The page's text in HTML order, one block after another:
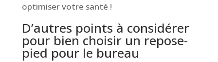
optimiser votre santé !
D’autres points à considérer
pour bien choisir un repose-
pied pour le bureau